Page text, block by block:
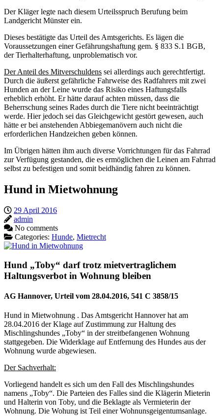
Der Kläger legte nach diesem Urteilsspruch Berufung beim
Landgericht Münster ein.
Dieses bestätigte das Urteil des Amtsgerichts. Es lägen die
Voraussetzungen einer Gefährungshaftung gem. § 833 S.1 BGB,
der Tierhalterhaftung, unproblematisch vor.
Der Anteil des Mitverschuldens sei allerdings auch gerechtfertigt.
Durch die äußerst gefährliche Fahrweise des Radfahrers mit zwei
Hunden an der Leine wurde das Risiko eines Haftungsfalls
erheblich erhöht. Er hätte darauf achten müssen, dass die
Beherrschung seines Rades durch die Tiere nicht beeinträchtigt
werde. Hier jedoch sei das Gleichgewicht gestört gewesen, auch
hätte er bei anstehenden Abbiegemanövern auch nicht die
erforderlichen Handzeichen geben können.
Im Übrigen hätten ihm auch diverse Vorrichtungen für das Fahrrad
zur Verfügung gestanden, die es ermöglichen die Leinen am Fahrrad
selbst zu befestigen und somit beidhändig fahren zu können.
Hund in Mietwohnung
29 April 2016
admin
No comments
Categories: Hunde, Mietrecht
Hund „Toby“ darf trotz mietvertraglichem
Haltungsverbot in Wohnung bleiben
AG Hannover, Urteil vom 28.04.2016, 541 C 3858/15
Hund in Mietwohnung . Das Amtsgericht Hannover hat am
28.04.2016 der Klage auf Zustimmung zur Haltung des
Mischlingshundes „Toby“ in der streitbefangenen Wohnung
stattgegeben. Die Widerklage auf Entfernung des Hundes aus der
Wohnung wurde abgewiesen.
Der Sachverhalt:
Vorliegend handelt es sich um den Fall des Mischlingshundes
namens „Toby“. Die Parteien des Falles sind die Klägerin Mieterin
und Halterin von Toby, und die Beklagte als Vermieterin der
Wohnung. Die Wohung ist Teil einer Wohnunsgeigentumsanlage.